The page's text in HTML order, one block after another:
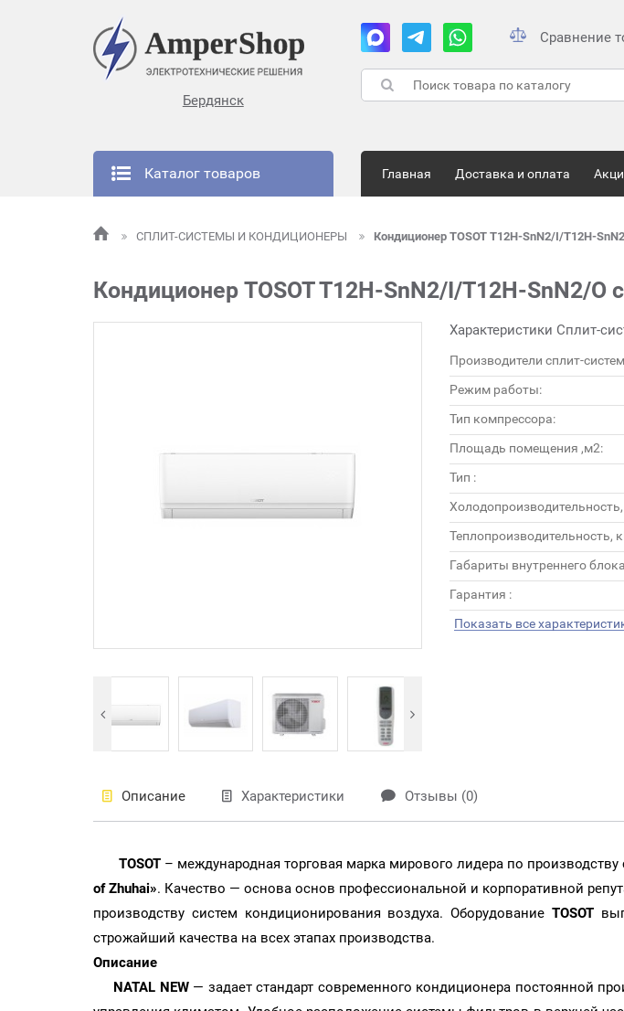
Бердянск
Сравнение
Каталог товаров Главная Доставка и оплата
СПЛИТ-СИСТЕМЫ И КОНДИЦИОНЕРЫ Кондиционер TOSOT T12H-SnN2/I/T12H-
Кондиционер TOSOT T12H-SnN2/I/T12H-SnN2/O
Характеристики Сплит-
Производители сплит-
Режим работы:
Тип компрессора:
Площадь помещения ,м2:
Тип :
Теплопроизводительность,
Габариты внутреннего
Гарантия :
Показать все
Описание Характеристики Отзывы (0)
TOSOT – международная торговая марка мирового лидера по
of Zhuhai». Качество — основа основ профессиональной и корпоративной
производству систем кондиционирования воздуха. Оборудование TOSOT
строжайший качества на всех этапах производства.
Описание
NATAL NEW— задает стандарт современного кондиционера постоянной